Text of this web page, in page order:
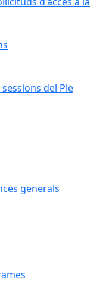
del Ple
generals